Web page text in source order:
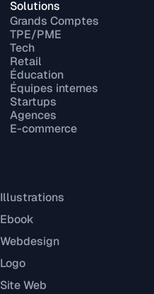
Illustrations
Ebook
Webdesign
Logo
Site Web
Solutions
Grands Comptes
TPE/PME
Tech
Retail
Éducation
Équipes internes
Startups
Agences
E-commerce